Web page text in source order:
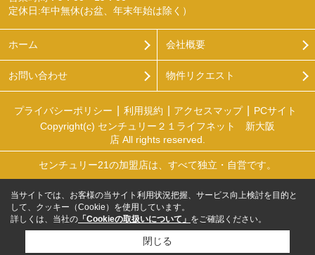
定休日:年中無休(お盆、年末年始は除く）
ホーム 会社概要
お問い合わせ 物件リクエスト
プライバシーポリシー 利用規約 アクセスマップ
PCサイト
Copyright(c) センチュリー２１ライフネット 新大阪
店 All rights reserved.
センチュリー21の加盟店は、すべて独立・自営です。
当サイトでは、お客様の当サイト利用状況把握、サービス向上検討を目的と
して、クッキー（Cookie）を使用しています。
詳しくは、当社の 「Cookieの取扱いについて」 をご確認ください。
閉じる